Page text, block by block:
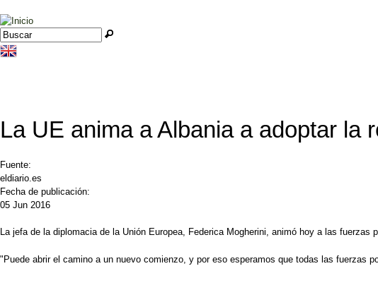
Jump to navigation
Formulario de búsqueda
Buscar
La UE anima a Albania a adoptar la
Fuente:
eldiario.es
Fecha de publicación:
05 Jun 2016
La jefa de la diplomacia de la Unión Europea, Federica Mogherini, animó hoy a las
"Puede abrir el camino a un nuevo comienzo, y por eso esperamos que todas las fuerzas